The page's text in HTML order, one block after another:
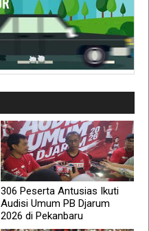
306 Peserta Antusias Ikuti
Audisi Umum PB Djarum
2026 di Pekanbaru